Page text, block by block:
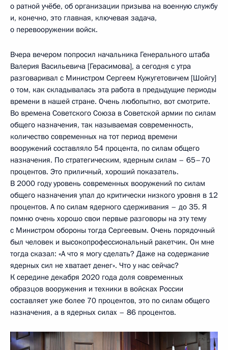
о ратной учёбе, об организации призыва на военную службу
и, конечно, это главная, ключевая задача,
о перевооружении войск.
Вчера вечером попросил начальника Генерального штаба
Валерия Васильевича [Герасимова], а сегодня с утра
разговаривал с Министром Сергеем Кужугетовичем [Шойгу]
о том, как складывалась эта работа в предыдущие периоды
времени в нашей стране. Очень любопытно, вот смотрите.
Во времена Советского Союза в Советской армии по силам
общего назначения, так называемая современность,
количество современных на тот период времени
вооружений составляло 54 процента, по силам общего
назначения. По стратегическим, ядерным силам – 65–70
процентов. Это приличный, хороший показатель.
В 2000 году уровень современных вооружений по силам
общего назначения упал до критически низкого уровня в 12
процентов. А по силам ядерного сдерживания – до 35. Я
помню очень хорошо свои первые разговоры на эту тему
с Министром обороны тогда Сергеевым. Очень порядочный
был человек и высокопрофессиональный ракетчик. Он мне
тогда сказал: «А что я могу сделать? Даже на содержание
ядерных сил не хватает денег». Что у нас сейчас?
К середине декабря 2020 года доля современных
образцов вооружения и техники в войсках России
составляет уже более 70 процентов, это по силам общего
назначения, а в ядерных силах – 86 процентов.